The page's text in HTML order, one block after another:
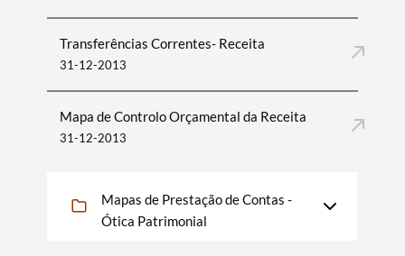
Transferências Correntes- Receita
31-12-2013
Mapa de Controlo Orçamental da Receita
31-12-2013
Mapas de Prestação de Contas -
Ótica Patrimonial